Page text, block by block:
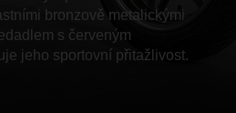
bronzově metalickými
s červeným
jeho sportovní přitažlivost.